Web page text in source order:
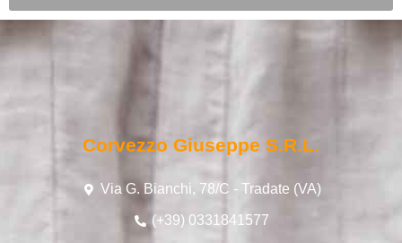
Corvezzo Giuseppe S.r.l.
Via G. Bianchi, 78/C - Tradate (VA)
(+39) 0331841577